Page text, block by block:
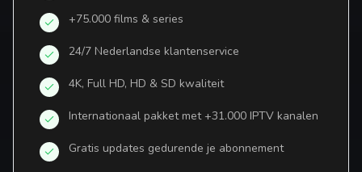
+75.000 films & series
24/7 Nederlandse klantenservice
4K, Full HD, HD & SD kwaliteit
Internationaal pakket met +31.000 IPTV kanalen
Gratis updates gedurende je abonnement